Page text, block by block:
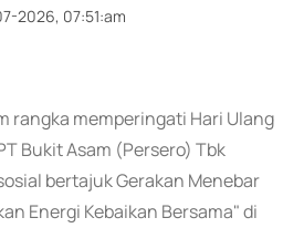
2026, 07:51:am
rangka memperingati Hari Ulang
Bukit Asam (Persero) Tbk
bertajuk Gerakan Menebar
Energi Kebaikan Bersama" di